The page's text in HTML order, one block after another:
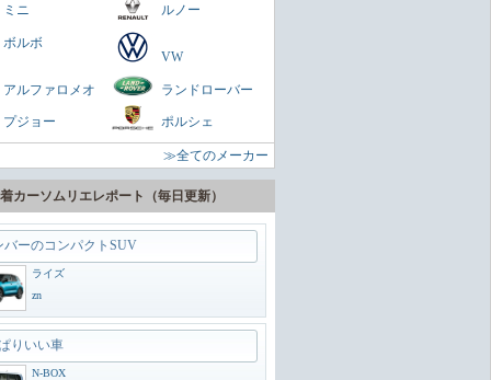
ミニ ルノー
ボルボ
VW
アルファロメオ ランドローバー
プジョー ポルシェ
≫全てのメーカー
カーソムリエレポート（毎日更新）
陸の巡洋艦
zn
どいいSUV
ヴェゼル
zn
バーのコンパクトSUV
ライズ
zn
りいい車
N-BOX